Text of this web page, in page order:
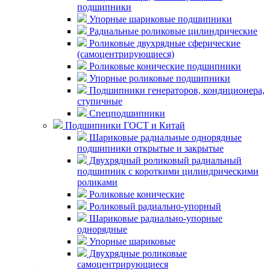
подшипники
Упорные шариковые подшипники
Радиальные роликовые цилиндрические
Роликовые двухрядные сферические
(самоцентрирующиеся)
Роликовые конические подшипники
Упорные роликовые подшипники
Подшипники генераторов, кондиционера,
ступичные
Спецподшипники
Подшипники ГОСТ и Китай
Шариковые радиальные однорядные
подшипники открытые и закрытые
Двухрядный роликовый радиальный
подшипник с короткими цилиндрическими
роликами
Роликовые конические
Роликовый радиально-упорный
Шариковые радиально-упорные
однорядные
Упорные шариковые
Двухрядные роликовые
самоцентрирующиеся